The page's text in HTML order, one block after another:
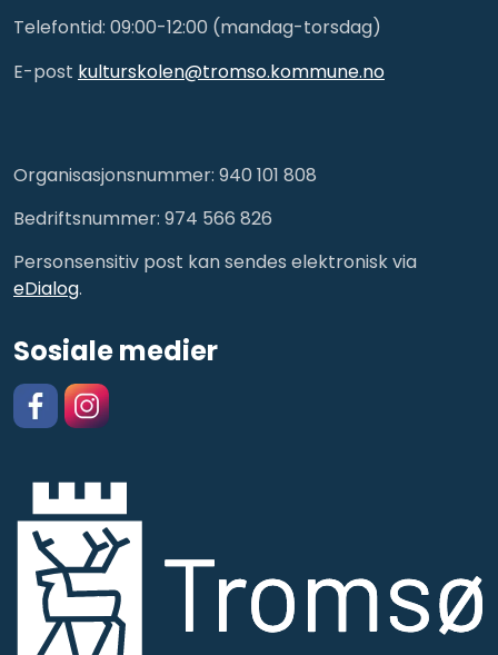
Telefontid: 09:00-12:00 (mandag-torsdag)
E-post kulturskolen@tromso.kommune.no
Organisasjonsnummer: 940 101 808
Bedriftsnummer: 974 566 826
Personsensitiv post kan sendes elektronisk via
eDialog.
Sosiale medier